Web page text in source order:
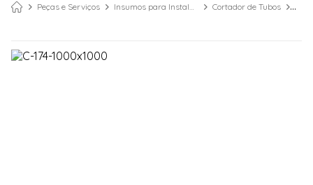
Peças e Serviços Cortador de Tubos
1º ar condicionado 12000
3º ar condicionado